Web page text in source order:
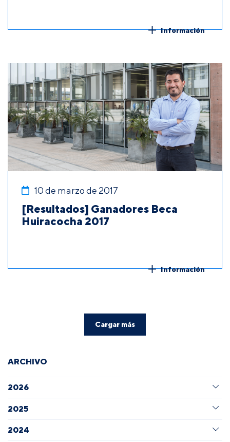
Información
10 de marzo de 2017
[Resultados] Ganadores Beca
Huiracocha 2017
Información
Cargar más
ARCHIVO
2026
2025
2024